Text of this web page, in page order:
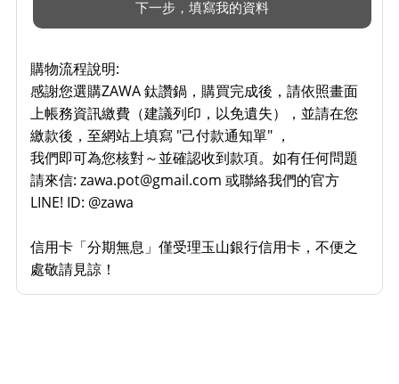
購物流程說明:
感謝您選購ZAWA 鈦讚鍋，購買完成後，請依照畫面
上帳務資訊繳費（建議列印，以免遺失），並請在您
繳款後，至網站上填寫 "己付款通知單" ，
我們即可為您核對～並確認收到款項。如有任何問題
請來信: zawa.pot@gmail.com 或聯絡我們的官方
LINE! ID: @zawa
信用卡「分期無息」僅受理玉山銀行信用卡，不便之
處敬請見諒！